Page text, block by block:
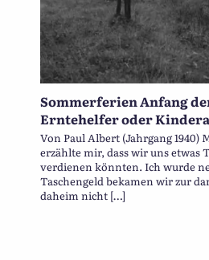
Sommerferien Anfang
Erntehelfer oder
Von Paul Albert (Jahrgang 1940)
erzählte mir, dass wir uns etwas
verdienen könnten. Ich wurde
Taschengeld bekamen wir zur
daheim nicht […]